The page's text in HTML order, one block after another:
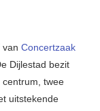
van Concertzaak
Dijlestad bezit
centrum, twee
uitstekende